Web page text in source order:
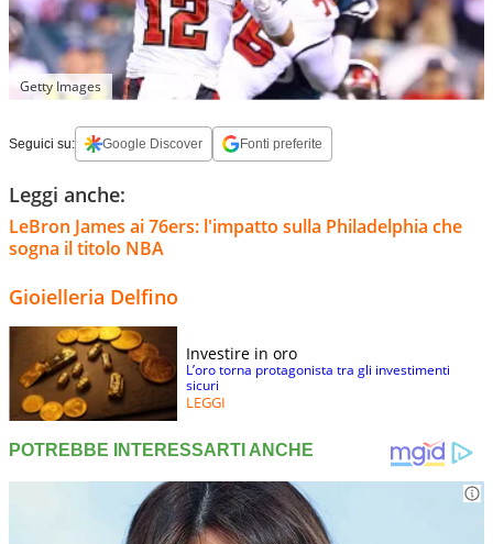
Getty Images
Seguici su: Google Discover Fonti preferite
Leggi anche:
LeBron James ai 76ers: l'impatto sulla Philadelphia che
sogna il titolo NBA
Gioielleria Delfino
Investire in oro
L’oro torna protagonista tra gli investimenti
sicuri
LEGGI